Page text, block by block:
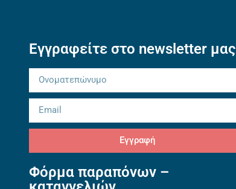
Εγγραφείτε στο newsletter μας
Εγγραφή
Φόρμα παραπόνων –